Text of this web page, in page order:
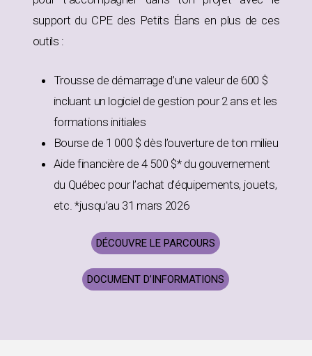
support du CPE des Petits Élans en plus de ces
outils :
Trousse de démarrage d’une valeur de 600 $
incluant un logiciel de gestion pour 2 ans et les
formations initiales
Bourse de 1 000 $ dès l’ouverture de ton milieu
Aide financière de 4 500 $* du gouvernement
du Québec pour l’achat d’équipements, jouets,
etc. *jusqu’au 31 mars 2026
DÉCOUVRE LE PARCOURS
DOCUMENT D’INFORMATIONS